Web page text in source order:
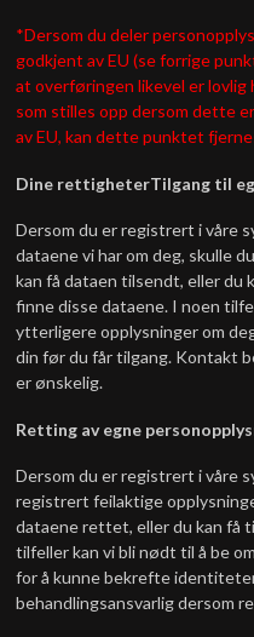
*Dersom du deler
godkjent av EU (se forrige
at overføringen likevel er lovlig
som stilles opp dersom dette
av EU, kan dette punktet
Dine rettigheterTilgang til
Dersom du er registrert i våre
dataene vi har om deg, skulle
kan få dataen tilsendt, eller du
finne disse dataene. I noen
ytterligere opplysninger om
din før du får tilgang. Kontakt
er ønskelig.
Retting av egne
Dersom du er registrert i våre
registrert feilaktige
dataene rettet, eller du kan få
tilfeller kan vi bli nødt til å be
for å kunne bekrefte
behandlingsansvarlig dersom